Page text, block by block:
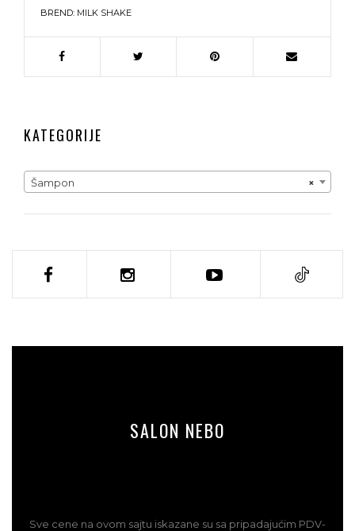
BREND: MILK SHAKE
KATEGORIJE
×
Šampon
SALON NEBO
Sve cene na ovom sajtu iskazane su sa pripadajućim PDV-